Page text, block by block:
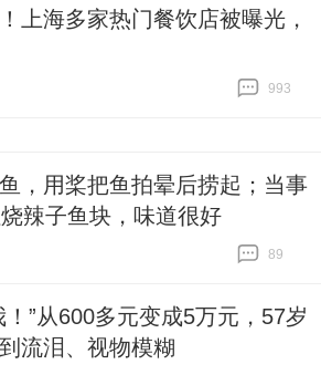
上海多家热门餐饮店被曝光，
993
，用桨把鱼拍晕后捞起；当事
辣子鱼块，味道很好
89
”从600多元变成5万元，57岁
流泪、视物模糊